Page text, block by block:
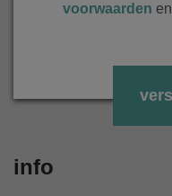
voorwaarden en
info